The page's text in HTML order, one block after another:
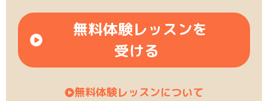
無料体験レッスンを
受ける
無料体験レッスンについて